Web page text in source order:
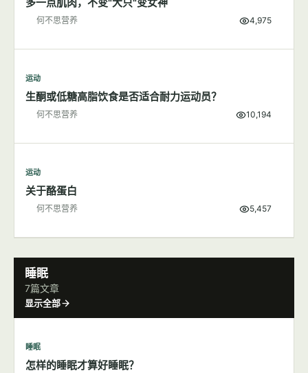
何不思营养 4,975
运动
生酮或低糖高脂饮食是否适合耐力运动员？
何不思营养 10,194
运动
关于酪蛋白
何不思营养 5,457
睡眠
7篇文章
显示全部
睡眠
怎样的睡眠才算好睡眠？